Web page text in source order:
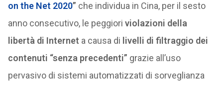
on the Net 2020” che individua in Cina, per il sesto
anno consecutivo, le peggiori violazioni della
libertà di Internet a causa di livelli di filtraggio dei
contenuti “senza precedenti” grazie all’uso
pervasivo di sistemi automatizzati di sorveglianza